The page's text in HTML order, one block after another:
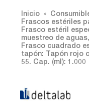
Inicio
Frascos estériles
Frasco estéril
muestreo de
Frasco cuadrado
tapón: Tapón rojo
55. Cap. (ml): 1.000